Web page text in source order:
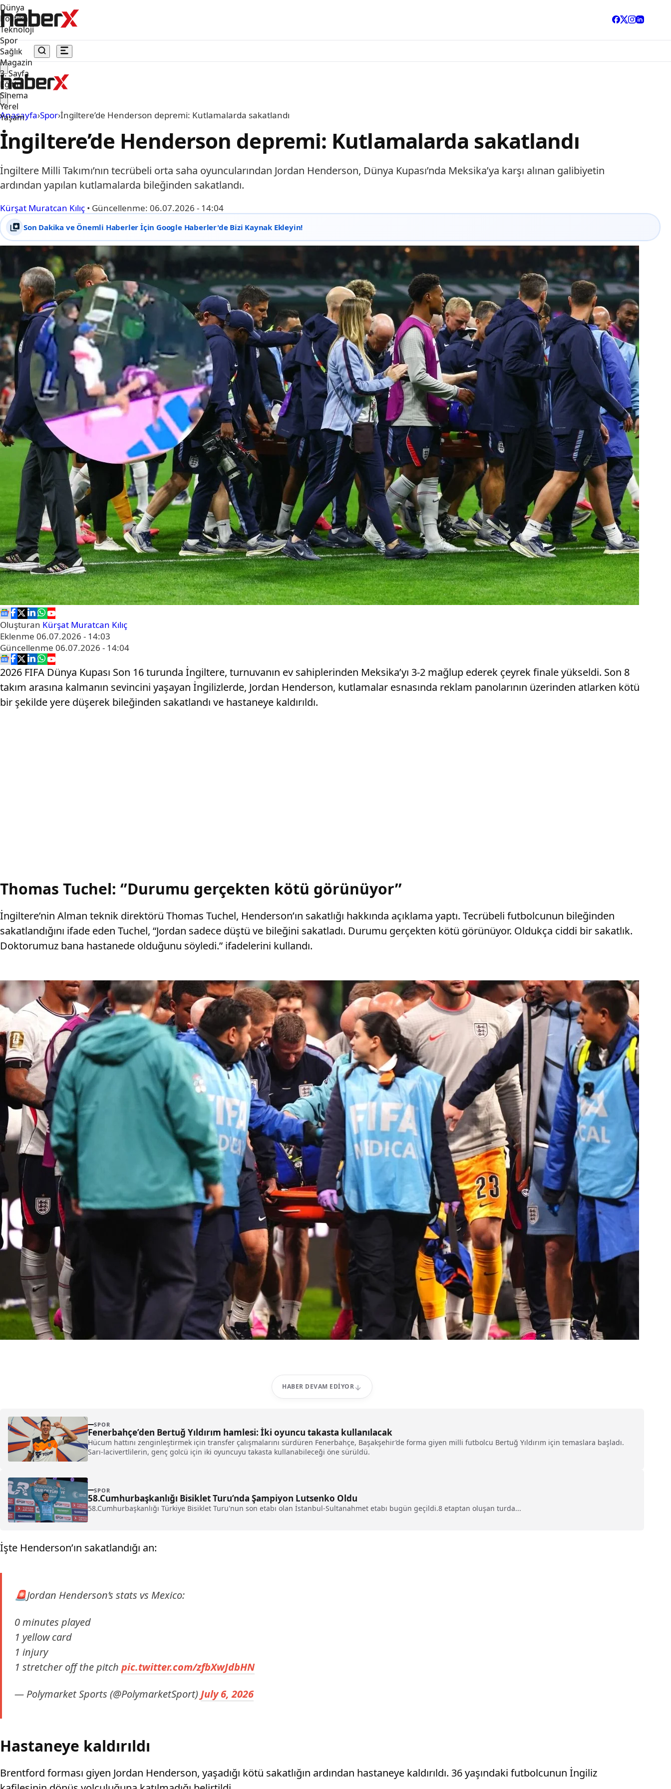
Dünya
Politika
Teknoloji
Spor
Sağlık
Magazin
3. Sayfa
Eğitim
Sinema
Yerel
Yaşam
Anasayfa›Spor›İngiltere’de Henderson depremi: Kutlamalarda sakatlandı
İngiltere’de Henderson depremi: Kutlamalarda sakatlandı
İngiltere Milli Takımı’nın tecrübeli orta saha oyuncularından Jordan Henderson, Dünya Kupası’nda Meksika’ya karşı alınan galibiyetin
ardından yapılan kutlamalarda bileğinden sakatlandı.
Kürşat Muratcan Kılıç • Güncellenme: 06.07.2026 - 14:04
Son Dakika ve Önemli Haberler İçin Google Haberler'de Bizi Kaynak Ekleyin!
Oluşturan Kürşat Muratcan Kılıç
Eklenme 06.07.2026 - 14:03
Güncellenme 06.07.2026 - 14:04
2026 FIFA Dünya Kupası Son 16 turunda İngiltere, turnuvanın ev sahiplerinden Meksika’yı 3-2 mağlup ederek çeyrek finale yükseldi. Son 8
takım arasına kalmanın sevincini yaşayan İngilizlerde, Jordan Henderson, kutlamalar esnasında reklam panolarının üzerinden atlarken kötü
bir şekilde yere düşerek bileğinden sakatlandı ve hastaneye kaldırıldı.
Thomas Tuchel: ‘’Durumu gerçekten kötü görünüyor’’
İngiltere’nin Alman teknik direktörü Thomas Tuchel, Henderson’ın sakatlığı hakkında açıklama yaptı. Tecrübeli futbolcunun bileğinden
sakatlandığını ifade eden Tuchel, “Jordan sadece düştü ve bileğini sakatladı. Durumu gerçekten kötü görünüyor. Oldukça ciddi bir sakatlık.
Doktorumuz bana hastanede olduğunu söyledi.” ifadelerini kullandı.
HABER DEVAM EDIYOR
SPOR
Fenerbahçe’den Bertuğ Yıldırım hamlesi: İki oyuncu takasta kullanılacak
Hücum hattını zenginleştirmek için transfer çalışmalarını sürdüren Fenerbahçe, Başakşehir’de forma giyen milli futbolcu Bertuğ Yıldırım için temaslara başladı.
Sarı-lacivertlilerin, genç golcü için iki oyuncuyu takasta kullanabileceği öne sürüldü.
SPOR
58.Cumhurbaşkanlığı Bisiklet Turu’nda Şampiyon Lutsenko Oldu
58.Cumhurbaşkanlığı Türkiye Bisiklet Turu'nun son etabı olan İstanbul-Sultanahmet etabı bugün geçildi.8 etaptan oluşan turda...
İşte Henderson’ın sakatlandığı an:
🚨Jordan Henderson’s stats vs Mexico:
0 minutes played
1 yellow card
1 injury
1 stretcher off the pitch pic.twitter.com/zfbXwJdbHN
— Polymarket Sports (@PolymarketSport) July 6, 2026
Hastaneye kaldırıldı
Brentford forması giyen Jordan Henderson, yaşadığı kötü sakatlığın ardından hastaneye kaldırıldı. 36 yaşındaki futbolcunun İngiliz